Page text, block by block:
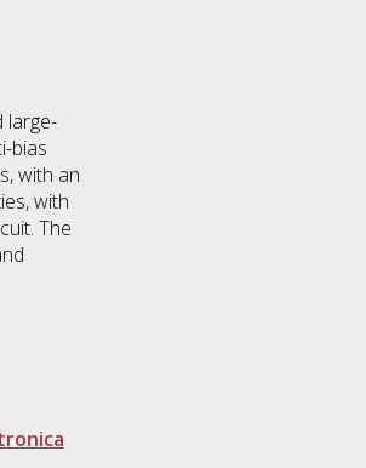
large-
bias
with an
with
The